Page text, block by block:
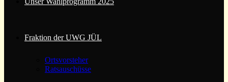
Fraktion der UWG JÜL
Ortsvorsteher
Ratsauschüsse